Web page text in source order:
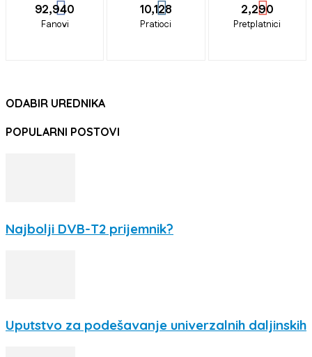
92,940
Fanovi
10,128
Pratioci
2,290
Pretplatnici
ODABIR UREDNIKA
POPULARNI POSTOVI
Najbolji DVB-T2 prijemnik?
Uputstvo za podešavanje univerzalnih daljinskih